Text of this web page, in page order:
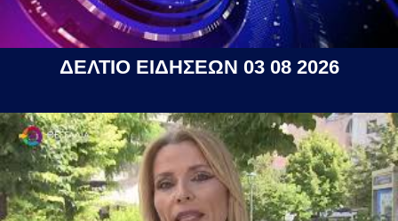
ΔΕΛΤΙΟ ΕΙΔΗΣΕΩΝ 03 08 2026